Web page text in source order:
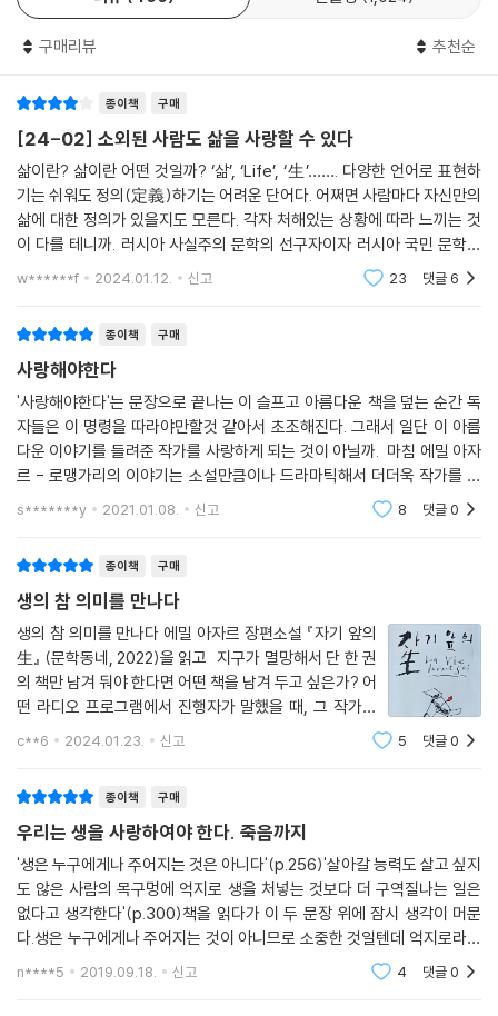
인종적으로 차별받는 아랍인, 아프리카인, 아우슈비츠에 끌려갔다 구사일
생으로 살아 돌아온 유태인, 버림받은 창녀의 자식들, 살아가기 위해 웃음
노인, 한 몸에 여성과 남성의 성징을 모두 갖고 있는 성 전환자, 가난한 사
람들, 병든 사람들, 살인자…… 모모가 사랑하는 사람들은 모두 이렇게 세
상의 중심으로부터 이탈한, 사회로부터 소외되고, 그들 자신도 스스로를
소외시켜 밑바닥 인생을 살아가는 사람들이다. 버림받은 사람들, 소진되어
가는 삶에 괴로워하고 슬퍼하는 사람들…… 하지만 그들은 누구보다도 사
랑에 가득 차서 살아간다. 그를 맡아 키워주는 창녀 출신의 유태인 로자 아
줌마를 비롯해 이 소외된 사람들은 모두 소년을 일깨우는 스승들이다. 소
년은 이들을 통해 슬픔과 절망을 딛고 살아가는 동시에, 삶을 껴안고 그 안
“어디에서도 어떤 상황 속에서도 나를 깎아내리지 않을 사람, 내 편인 사람
을 두 사람만 가지고 있으면 행복한 사람이라고 그랬는데……" 신경숙 소
설의 한 구절이다.
죽은 로자 아줌마를 아줌마만의 지하방, 낡은 소파에 고이 앉혀두고 점점
푸르게 굳어가는 자신의 모습이 싫지 않을까 몇 번씩 화장을 고쳐주며 그
옆을 지키는 모모에게 아줌마는 바로 이러한 "내 편"인 단 한 사람이었다.
친아버지에게도 아이를 내주지 않은 아줌마에게 역시 모모는 아줌마의
관계의 사랑은 서로를 간절하게 그리워하고 따뜻하게 보듬는 것이었다.
가진 것 없고 무시받는 이들의 남루한 삶을 들추고 소년이 발견하는 것은
‘신비롭고 경이로운 생의 비밀’이다. 그것은 어리둥절한 소년의 목소리를
빌려 작품 전체를 관통하며 말하고자 하는 작가의 함축적인 진실이기도 하
다. 로맹 가리(에밀 아자르)는, 그의 복화술사 모모는 말한다. "사랑해야 한
다."
"미토르니히 조르겐.” 유태어를 모를까봐 말해주겠는데, 그건 ‘세상을 원
망할 건 없다’는 뜻이다. 그렇다. 세상을 원망할 건 없다. 우리는 사랑해야
하고, 또 사랑하고 있으니까.
고독한 광대 로맹 가리의 삶과 죽음--『에밀 아자르의 삶과 죽음』
‘휴머니즘의 작가’로 알려진 로맹 가리는 러시아 이민자 출신의 유태인이
다. 그의 어머니는 1차세계대전이 발발한 후 조국 러시아를 등지고 아들과
구매리뷰 추천순
종이책 구매
[24-02] 소외된 사람도 삶을 사랑할 수 있다
삶이란? 삶이란 어떤 것일까? ‘삶’, ‘Life’, ‘生’……. 다양한 언어로 표현하
기는 쉬워도 정의(定義)하기는 어려운 단어다. 어쩌면 사람마다 자신만의
삶에 대한 정의가 있을지도 모른다. 각자 처해있는 상황에 따라 느끼는 것
이 다를 테니까. 러시아 사실주의 문학의 선구자이자 러시아 국민 문학의
아버지로 유명한 알렉산드로 푸시킨(Alexander Pushkin, 1799~183
w******f 2024.01.12. 신고 23 댓글6
종이책 구매
사랑해야한다
'사랑해야한다'는 문장으로 끝나는 이 슬프고 아름다운 책을 덮는 순간 독
자들은 이 명령을 따라야만할것 같아서 초조해진다. 그래서 일단 이 아름
다운 이야기를 들려준 작가를 사랑하게 되는 것이 아닐까. 마침 에밀 아자
르 - 로맹가리의 이야기는 소설만큼이나 드라마틱해서 더더욱 작가를 사
랑하고 싶어지는 것이다. 나 역시 자기 앞의 생을 읽고 나서 로맹가리의 팬
이 되어 국내에
s*******y 2021.01.08. 신고 8 댓글0
종이책 구매
생의 참 의미를 만나다
생의 참 의미를 만나다 에밀 아자르 장편소설 『자기 앞의
生』 (문학동네, 2022)을 읽고 지구가 멸망해서 단 한 권
의 책만 남겨 둬야 한다면 어떤 책을 남겨 두고 싶은가? 어
떤 라디오 프로그램에서 진행자가 말했을 때, 그 작가는
서슴없이 말했다. “당연히 에밀 아자르의 ‘자기 앞의 생’
c**6 2024.01.23. 신고 5 댓글0
종이책 구매
우리는 생을 사랑하여야 한다. 죽음까지
'생은 누구에게나 주어지는 것은 아니다'(p.256)'살아갈 능력도 살고 싶지
도 않은 사람의 목구멍에 억지로 생을 처넣는 것보다 더 구역질나는 일은
없다고 생각한다'(p.300)책을 읽다가 이 두 문장 위에 잠시 생각이 머문
다.생은 누구에게나 주어지는 것이 아니므로 소중한 것일텐데 억지로라고
한들 생을 연장하는것이 구역질나는 것일수 있을까?얼핏 모순처럼 느껴
n****5 2019.09.18. 신고 4 댓글0